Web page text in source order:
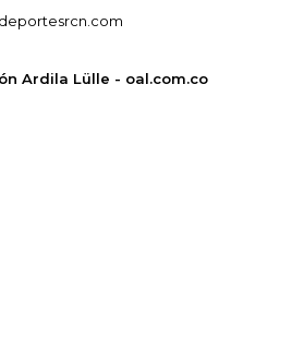
deportesrcn.com
Ardila Lülle - oal.com.co